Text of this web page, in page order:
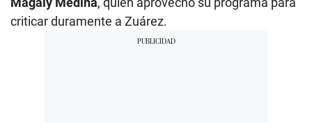
criticar duramente a Zuárez.